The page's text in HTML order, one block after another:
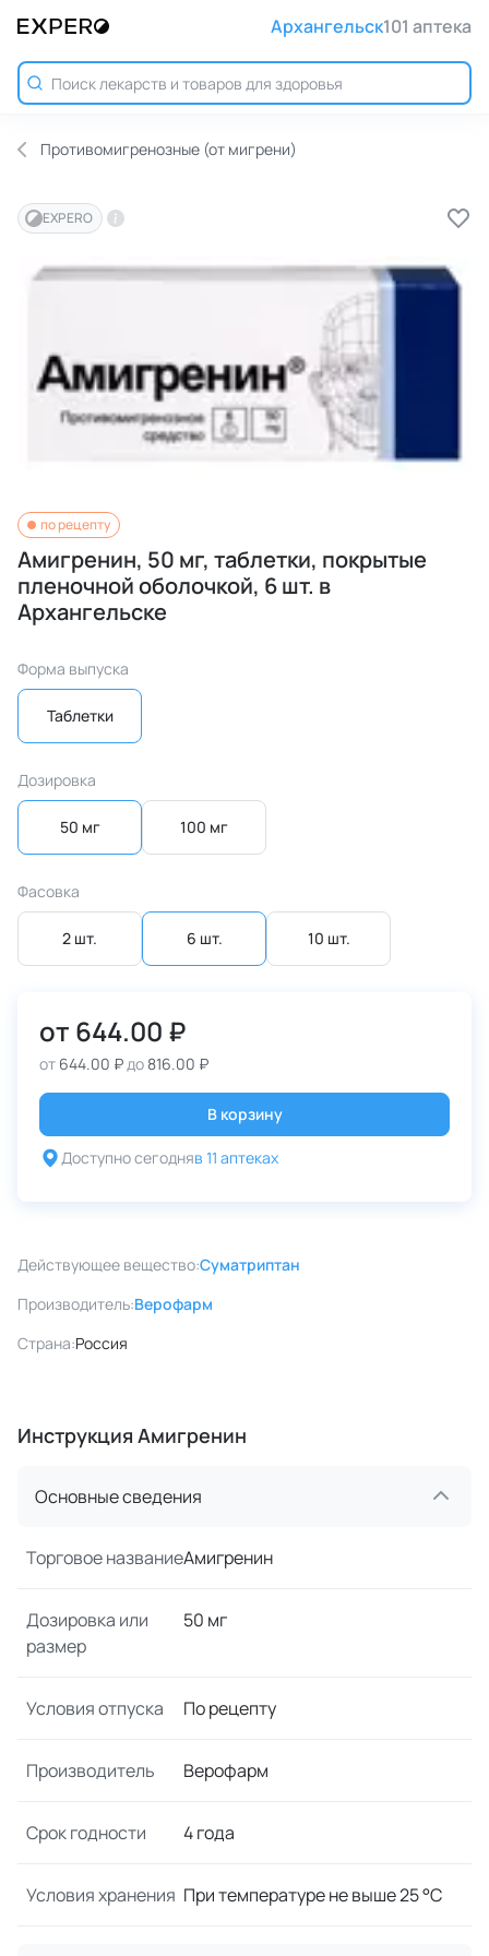
Архангельск101 аптека
Противомигренозные (от мигрени)
EXPERO
по рецепту
Амигренин, 50 мг, таблетки, покрытые
пленочной оболочкой, 6 шт. в
Архангельске
Форма выпуска
Таблетки
Дозировка
50 мг 100 мг
Фасовка
2 шт. 6 шт. 10 шт.
от 644.00 ₽
от 644.00 ₽до 816.00 ₽
В корзину
Доступно сегодняв 11 аптеках
Действующее вещество:Суматриптан
Производитель:Верофарм
Страна:Россия
Инструкция Амигренин
Основные сведения
Торговое названиеАмигренин
Дозировка или
размер
50 мг
Условия отпуска По рецепту
Производитель Верофарм
Срок годности 4 года
Условия хранения При температуре не выше 25 °C